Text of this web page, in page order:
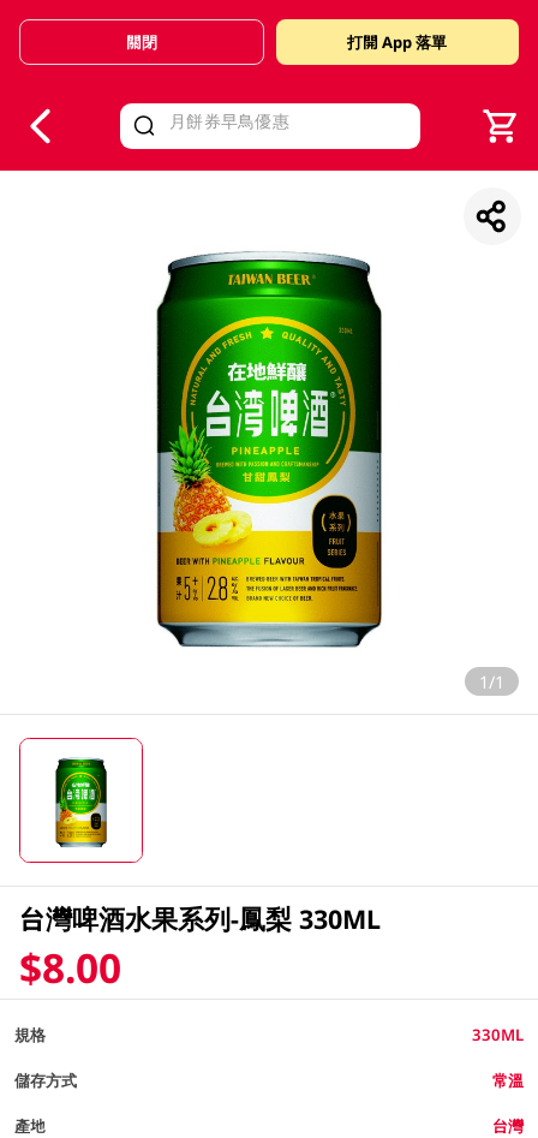
Valid Until 30 June 2026
關閉 打開 App 落單
1/1
台灣啤酒水果系列-鳳梨 330ML
$8.00
規格 330ML
儲存方式 常溫
產地 台灣